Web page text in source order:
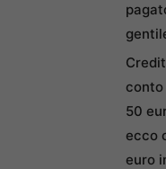
conto
50
ecco
euro